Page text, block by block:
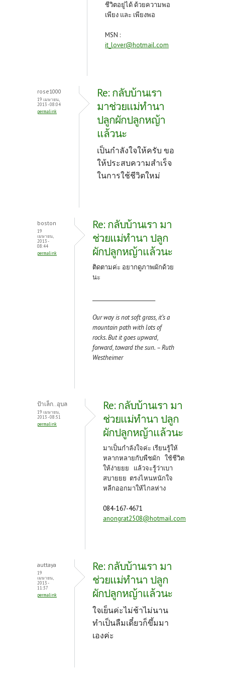
ชีวิตอยู่ได้ ด้วยความพอ
เพียง และ เพียงพอ
MSN :
it_lover@hotmail.com
rose1000
19 เมษายน,
2013 - 08:04
permalink
Re: กลับบ้านเรา
มาช่วยแม่ทำนา
ปลูกผักปลูกหญ้า
แล้วนะ
เป็นกำลังใจให้ครับ ขอ
ให้ประสบความสำเร็จ
ในการใช้ชีวิตใหม่
boston
19
เมษายน,
2013 -
08:44
permalink
Re: กลับบ้านเรา มา
ช่วยแม่ทำนา ปลูก
ผักปลูกหญ้าแล้วนะ
ติดตามค่ะ อยากดูภาพผักด้วย
นะ
Our way is not soft grass, it’s a
mountain path with lots of
rocks. But it goes upward,
forward, toward the sun. – Ruth
Westheimer
ป้าเล็ก..อุบล
19 เมษายน,
2013 - 08:51
permalink
Re: กลับบ้านเรา มา
ช่วยแม่ทำนา ปลูก
ผักปลูกหญ้าแล้วนะ
มาเป็นกำลังใจค่ะ เรียนรู้ให้
หลากหลายกับพืชผัก ใช้ชีวิต
ให้ง่ายยย แล้วจะรู้ว่าเบา
สบายยย ตรงไหนหนักใจ
หลีกออกมาให้ไกลห่าง
084-167-4671
anongrat2508@hotmail.com
auttaya
19
เมษายน,
2013 -
11:37
permalink
Re: กลับบ้านเรา มา
ช่วยแม่ทำนา ปลูก
ผักปลูกหญ้าแล้วนะ
ใจเย็นค่ะไม่ช้าไม่นาน
ทำเป็นลืมเดี๋ยวก็ขึ้มมา
เองค่ะ